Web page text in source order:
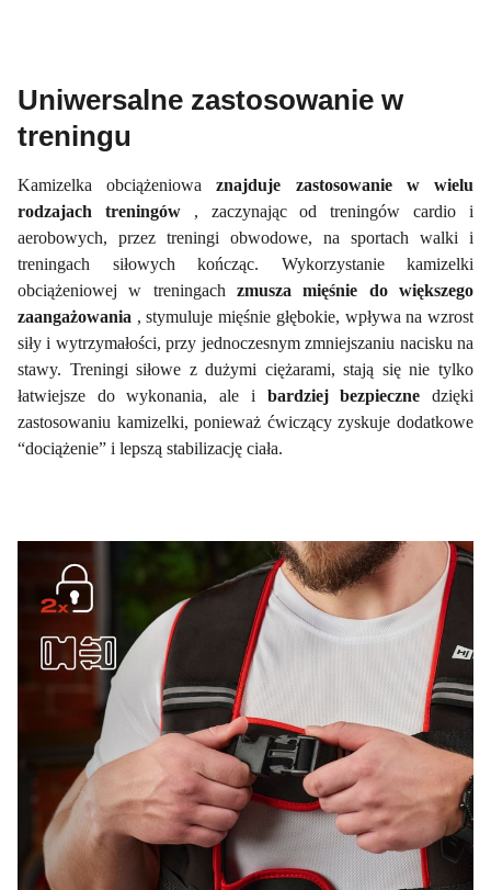
Uniwersalne zastosowanie w
treningu
Kamizelka obciążeniowaznajduje zastosowanie w wielu
rodzajach treningów , zaczynając od treningów cardio i
aerobowych, przez treningi obwodowe, na sportach walki i
treningach siłowych kończąc. Wykorzystanie kamizelki
obciążeniowej w treningach zmusza mięśnie do większego
zaangażowania , stymuluje mięśnie głębokie, wpływa na wzrost
siły i wytrzymałości, przy jednoczesnym zmniejszaniu nacisku na
stawy. Treningi siłowe z dużymi ciężarami, stają się nie tylko
łatwiejsze do wykonania, ale i bardziej bezpiecznedzięki
zastosowaniu kamizelki, ponieważ ćwiczący zyskuje dodatkowe
“dociążenie” i lepszą stabilizację ciała.